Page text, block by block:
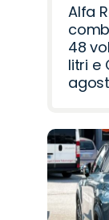
Alfa
48
litri e